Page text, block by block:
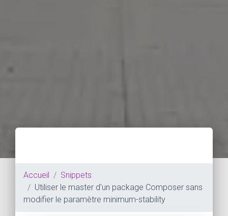
Accueil
Snippets
Utiliser le master d'un package Composer sans
modifier le paramètre minimum-stability